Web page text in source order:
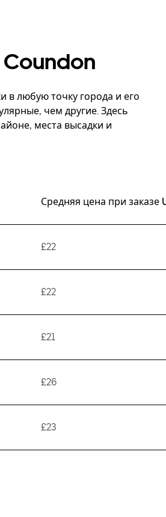
в любую точку города и его
чем другие. Здесь
места высадки и
Средняя цена при заказе
£22
£22
£21
£26
£23